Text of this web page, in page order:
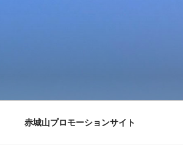
赤城山プロモーションサイト